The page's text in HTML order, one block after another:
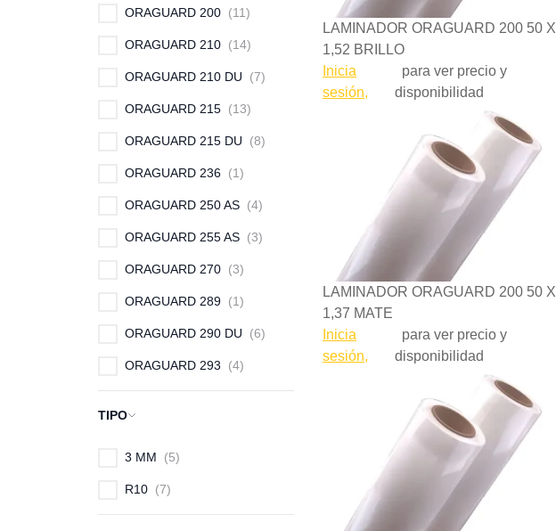
ORAGUARD 200 11
ORAGUARD 210 14
ORAGUARD 210 DU 7
ORAGUARD 215 13
ORAGUARD 215 DU 8
ORAGUARD 236 1
ORAGUARD 250 AS 4
ORAGUARD 255 AS 3
ORAGUARD 270 3
ORAGUARD 289 1
ORAGUARD 290 DU 6
ORAGUARD 293 4
TIPO
3 MM 5
R10 7
LAMINADOR ORAGUARD 200 50 X
1,52 BRILLO
Inicia
sesión,
para ver precio y
disponibilidad
LAMINADOR ORAGUARD 200 50 X
1,37 MATE
Inicia
sesión,
para ver precio y
disponibilidad